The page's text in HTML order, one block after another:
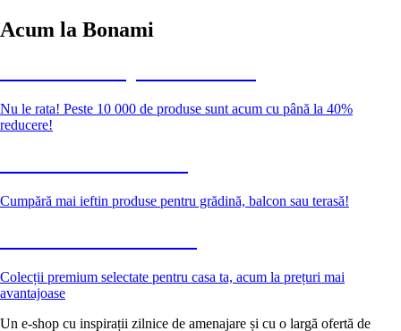
Acum la Bonami
Nu le rata! Peste 10 000 de produse sunt acum cu până la 40%
reducere!
Cumpără mai ieftin produse pentru grădină, balcon sau terasă!
Colecții premium selectate pentru casa ta, acum la prețuri mai
avantajoase
Un e-shop cu inspirații zilnice de amenajare și cu o largă ofertă de